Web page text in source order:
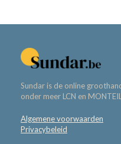
Sundar is de online
onder meer LCN en
Algemene voorwaarden
Privacybeleid